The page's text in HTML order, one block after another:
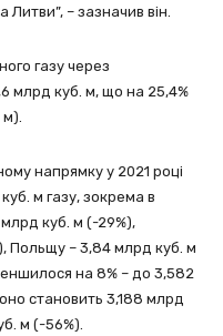
Литви”, – зазначив він.
газу через
млрд куб. м, що на 25,4%
м).
напрямку у 2021 році
м газу, зокрема в
куб. м (-29%),
Польщу – 3,84 млрд куб. м
на 8% – до 3,582
становить 3,188 млрд
м (-56%).